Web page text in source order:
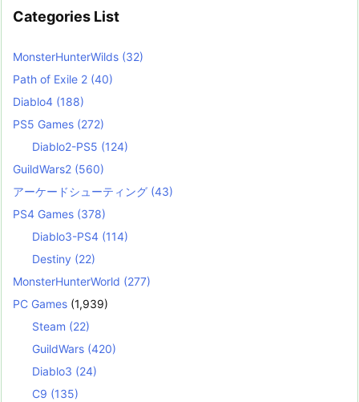
Categories List
MonsterHunterWilds (32)
Path of Exile 2 (40)
Diablo4 (188)
PS5 Games (272)
Diablo2-PS5 (124)
GuildWars2 (560)
アーケードシューティング (43)
PS4 Games (378)
Diablo3-PS4 (114)
Destiny (22)
MonsterHunterWorld (277)
PC Games (1,939)
Steam (22)
GuildWars (420)
Diablo3 (24)
C9 (135)